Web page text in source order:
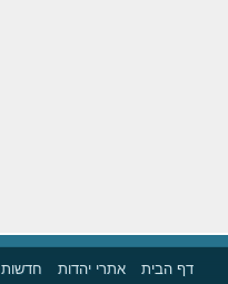
דף הבית אתרי יהדות חדשות